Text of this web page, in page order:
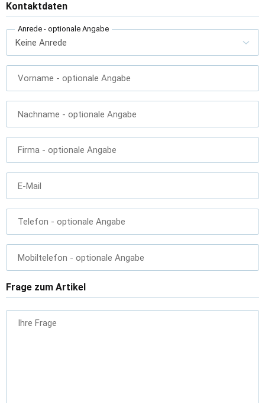
Kontaktdaten
Anrede - optionale Angabe
Vorname - optionale Angabe
Nachname - optionale Angabe
Firma - optionale Angabe
E-Mail
Telefon - optionale Angabe
Mobiltelefon - optionale Angabe
Frage zum Artikel
Ihre Frage